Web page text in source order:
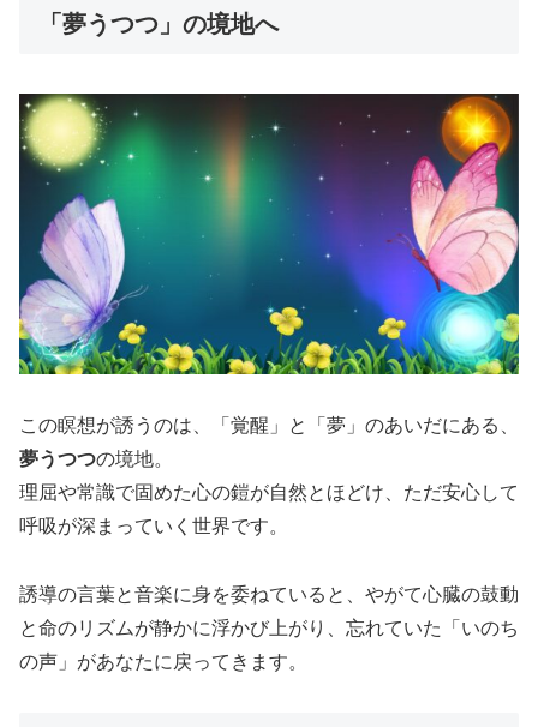
「夢うつつ」の境地へ
この瞑想が誘うのは、「覚醒」と「夢」のあいだにある、
夢うつつの境地。
理屈や常識で固めた心の鎧が自然とほどけ、ただ安心して
呼吸が深まっていく世界です。
誘導の言葉と音楽に身を委ねていると、やがて心臓の鼓動
と命のリズムが静かに浮かび上がり、忘れていた「いのち
の声」があなたに戻ってきます。